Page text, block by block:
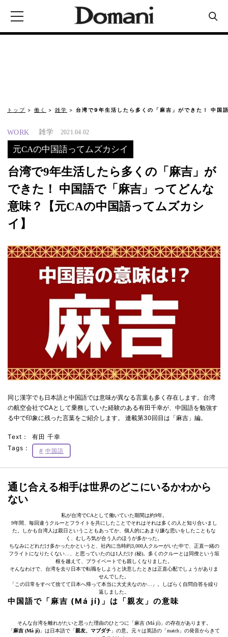
トップ 働く 雑学 台湾で9年生活したら多くの「麻吉」ができた！ 中国
WORK 雑学 2021.04.02
元CAの中国語ってムズカシイ
台湾で9年生活したら多くの「麻吉」が
できた！ 中国語で「麻吉」ってどんな
意味？【元CAの中国語ってムズカシ
イ】
同じ漢字でも日本語と中国語では意味が異なる言葉も多く存在します。台湾
の航空会社でCAとして乗務していた経験のある有田千幸が、中国語を勉強す
る中で印象に残った言葉をご紹介します。 連載第30回目は「麻吉」編。
Text：
有田 千幸
Tags：
中国語
通じ合える相手は世界のどこにいるかわから
ない
私が台湾でCAとして働いていた期間は約9年。
9年間、毎回違うクルーとフライトを共にしたことでそれはそれは多くの人と知り合いまし
た。しかも台湾人は親日ということもあってか、個人的にあまり嫌な思いをしたこともな
く、むしろ気が合う人のほうが多かった。
ちなみにどれだけ多かったかというと、社内に当時約3,000人クルーがいた中で、正直一緒の
フライトになりたくない…、と思っていたのは1人だけ (秘)。多くのクルーとは同僚という垣
根を越えて、プライベートでも親しくなりました。
そんなわけで、台湾を去り日本で転職をしようと決意したときは正直心配でしょうがありま
せんでした。
「この日常をすべて捨てて日本へ帰って本当に大丈夫なのか…」。しばらく自問自答を繰り
返しました。
中国語で「麻吉 (Má jí)」は「親友」の意味
そんな台湾を離れがたいと思った理由のひとつに「麻吉 (Má jí)」の存在があります。
「麻吉 (Má jí) 」は日本語で「親友、マブダチ 」の意。元々は英語の「match」の発音からきて